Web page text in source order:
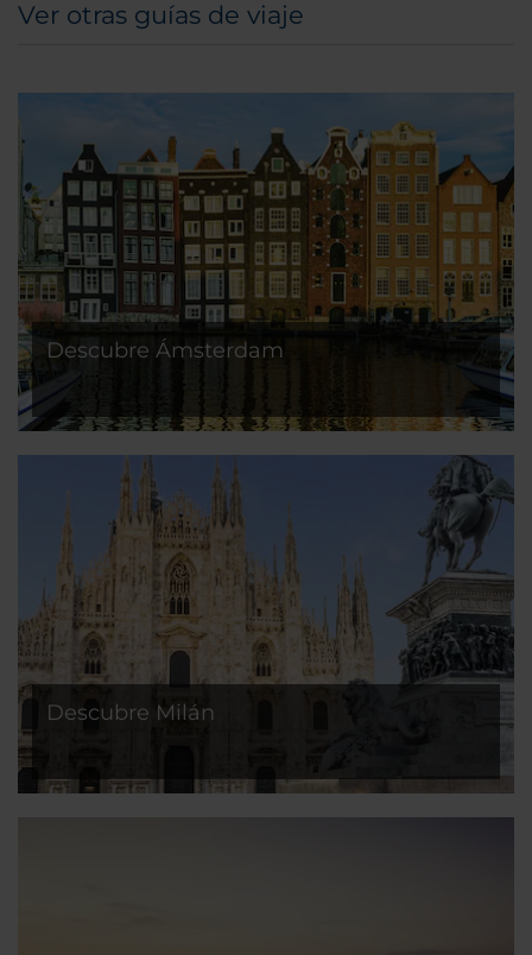
Ver otras guías de viaje
Descubre Ámsterdam
Descubre Milán